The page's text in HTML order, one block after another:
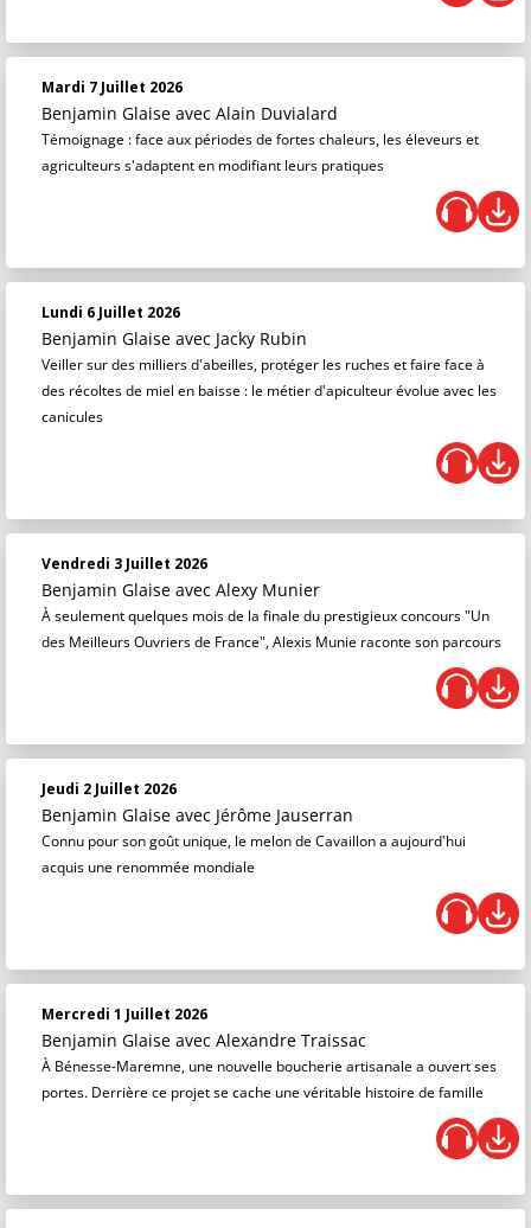
Mardi 7 Juillet 2026
Benjamin Glaise avec Alain Duvialard
Témoignage : face aux périodes de fortes chaleurs, les éleveurs et
agriculteurs s'adaptent en modifiant leurs pratiques
Lundi 6 Juillet 2026
Benjamin Glaise avec Jacky Rubin
Veiller sur des milliers d'abeilles, protéger les ruches et faire face à
des récoltes de miel en baisse : le métier d'apiculteur évolue avec les
canicules
Vendredi 3 Juillet 2026
Benjamin Glaise avec Alexy Munier
À seulement quelques mois de la finale du prestigieux concours "Un
des Meilleurs Ouvriers de France", Alexis Munie raconte son parcours
Jeudi 2 Juillet 2026
Benjamin Glaise avec Jérôme Jauserran
Connu pour son goût unique, le melon de Cavaillon a aujourd'hui
acquis une renommée mondiale
Mercredi 1 Juillet 2026
Benjamin Glaise avec Alexandre Traissac
À Bénesse-Maremne, une nouvelle boucherie artisanale a ouvert ses
portes. Derrière ce projet se cache une véritable histoire de famille